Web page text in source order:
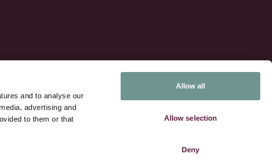
and to analyse our
advertising and
to them or that
Allow all
Allow selection
Deny